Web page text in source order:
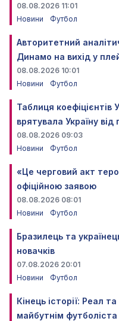
08.08.2026 11:01
Новини
Футбол
Авторитетний
Динамо на вихід у
08.08.2026 10:01
Новини
Футбол
Таблиця
врятувала Україну
08.08.2026 09:03
Новини
Футбол
«Це черговий акт
офіційною заявою
08.08.2026 08:01
Новини
Футбол
Бразилець та
новачків
07.08.2026 20:01
Новини
Футбол
Кінець історії: Реал
майбутнім футболіста